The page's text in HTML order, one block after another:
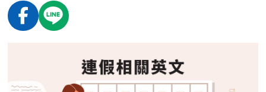
TOEIC 多益課程
GEPT 全民英檢課程
能力養成
英文聽力養成
主題課程
多益秒學堂
英文能力測驗
學習分享
企業服務